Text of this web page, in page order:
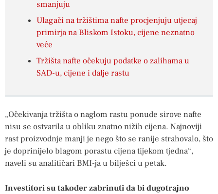
smanjuju
Ulagači na tržištima nafte procjenjuju utjecaj
primirja na Bliskom Istoku, cijene neznatno
veće
Tržišta nafte očekuju podatke o zalihama u
SAD-u, cijene i dalje rastu
„Očekivanja tržišta o naglom rastu ponude sirove nafte
nisu se ostvarila u obliku znatno nižih cijena. Najnoviji
rast proizvodnje manji je nego što se ranije strahovalo, što
je doprinijelo blagom porastu cijena tijekom tjedna“,
naveli su analitičari BMI-ja u bilješci u petak.
Investitori su također zabrinuti da bi dugotrajno